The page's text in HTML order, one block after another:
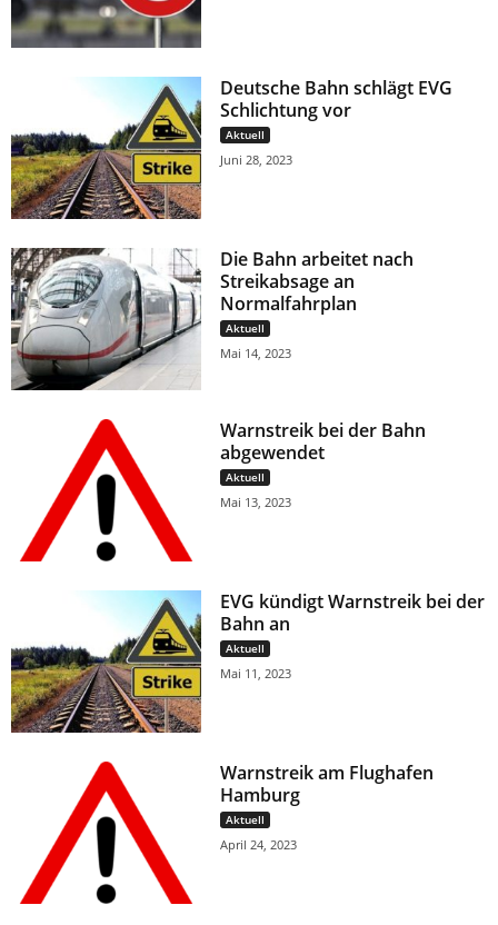
Deutsche Bahn schlägt EVG
Schlichtung vor
Aktuell
Juni 28, 2023
Die Bahn arbeitet nach
Streikabsage an
Normalfahrplan
Aktuell
Mai 14, 2023
Warnstreik bei der Bahn
abgewendet
Aktuell
Mai 13, 2023
EVG kündigt Warnstreik bei der
Bahn an
Aktuell
Mai 11, 2023
Warnstreik am Flughafen
Hamburg
Aktuell
April 24, 2023